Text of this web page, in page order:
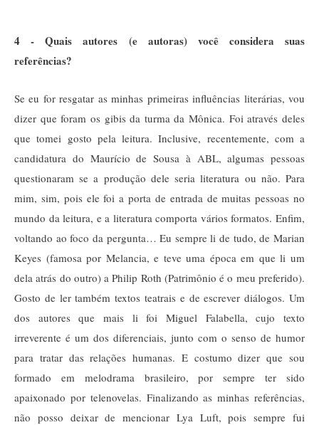
4 - Quais autores (e autoras) você considera suas
referências?
Se eu for resgatar as minhas primeiras influências literárias, vou
dizer que foram os gibis da turma da Mônica. Foi através deles
que tomei gosto pela leitura. Inclusive, recentemente, com a
candidatura do Maurício de Sousa à ABL, algumas pessoas
questionaram se a produção dele seria literatura ou não. Para
mim, sim, pois ele foi a porta de entrada de muitas pessoas no
mundo da leitura, e a literatura comporta vários formatos. Enfim,
voltando ao foco da pergunta… Eu sempre li de tudo, de Marian
Keyes (famosa por Melancia, e teve uma época em que li um
dela atrás do outro) a Philip Roth (Patrimônio é o meu preferido).
Gosto de ler também textos teatrais e de escrever diálogos. Um
dos autores que mais li foi Miguel Falabella, cujo texto
irreverente é um dos diferenciais, junto com o senso de humor
para tratar das relações humanas. E costumo dizer que sou
formado em melodrama brasileiro, por sempre ter sido
apaixonado por telenovelas. Finalizando as minhas referências,
não posso deixar de mencionar Lya Luft, pois sempre fui